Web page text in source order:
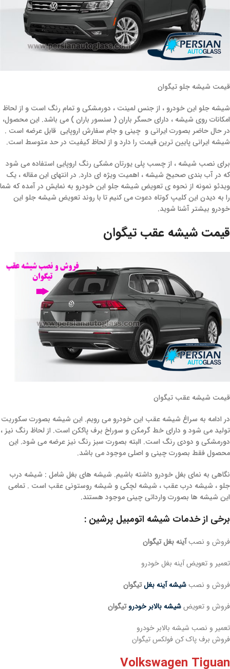
قیمت شیشه جلو تیگوان
شیشه جلو این خودرو ، از جنس لمینت ، دورمشکی و تمام رنگ است و از لحاظ
امکانات روی شیشه ، دارای حسگر باران ( سنسور باران ) می باشد. این محصول،
در حال حاضر بصورت ایرانی و چینی و جام سفارش اروپایی قابل عرضه است .
شیشه ایرانی پایین ترین قیمت را دارد و از لحاظ کیفیت در حد متوسط است.
برای نصب شیشه ، از چسب پلی یورتان مشکی رنگ اروپایی استفاده می شود
که در آب بندی صحیح شیشه ، اهمیت ویژه ای دارد. در انتهای این مقاله ، یک
ویدئو نمونه از نحوه ی تعویض شیشه جلو این خودرو به نمایش در آمده که شما
را به دیدن این کلیپ کوتاه دعوت می کنیم تا با روند تعویض شیشه جلو این
خودرو بیشتر آشنا شوید.
قیمت شیشه عقب تیگوان
قیمت شیشه عقب تیگوان
در ادامه به سراغ شیشه عقب این خودرو می رویم. این شیشه بصورت سکوریت
تولید می شود و دارای خط گرمکن و سوراخ برف پاککن است. از لحاظ رنگ نیز ،
دورمشکی و دودی رنگ است. البته بصورت سبز رنگ نیز عرضه می شود. این
محصول فقط بصورت چینی و اصلی موجود می باشد.
نگاهی به نمای بغل خودرو داشته باشیم. شیشه های بغل شامل : شیشه درب
جلو ، شیشه درب عقب ، شیشه لچکی و شیشه روستونی عقب است . تمامی
این شیشه ها بصورت وارداتی چینی موجود هستند.
برخی از خدمات شیشه اتومبیل پرشین :
فروش و نصبآینه بغل تیگوان
تعمیر و تعویض آینه بغل خودرو
فروش و نصبشیشه آینه بغلتیگوان
فروش و تعویضشیشه بالابر خودروتیگوان
تعمیر و نصب شیشه بالابر خودرو
فروش برف پاک کن فولکس تیگوان
Volkswagen Tiguan